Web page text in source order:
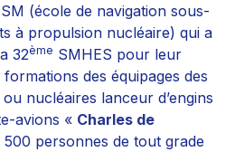
(école de navigation sous-
à propulsion nucléaire) qui a
32ème SMHES pour leur
des équipages des
nucléaires lanceur d’engins
avions « Charles de
500 personnes de tout grade